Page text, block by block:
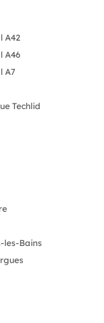
A42
A46
A7
Techlid
les-Bains